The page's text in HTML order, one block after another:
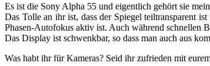
Es ist die Sony Alpha 55 und eigentlich gehört sie
Das Tolle an ihr ist, dass der Spiegel teiltransparent
Phasen-Autofokus aktiv ist. Auch während schnellen
Das Display ist schwenkbar, so dass man auch aus
Was habt ihr für Kameras? Seid ihr zufrieden mit